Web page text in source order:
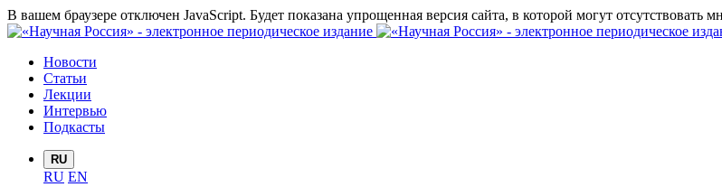
В вашем браузере отключен JavaScript. Будет показана упрощенная версия сайта, в которой могут отсутствовать
Новости
Статьи
Лекции
Интервью
Подкасты
RU
RU EN